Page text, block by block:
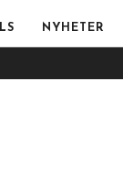
NYHETER